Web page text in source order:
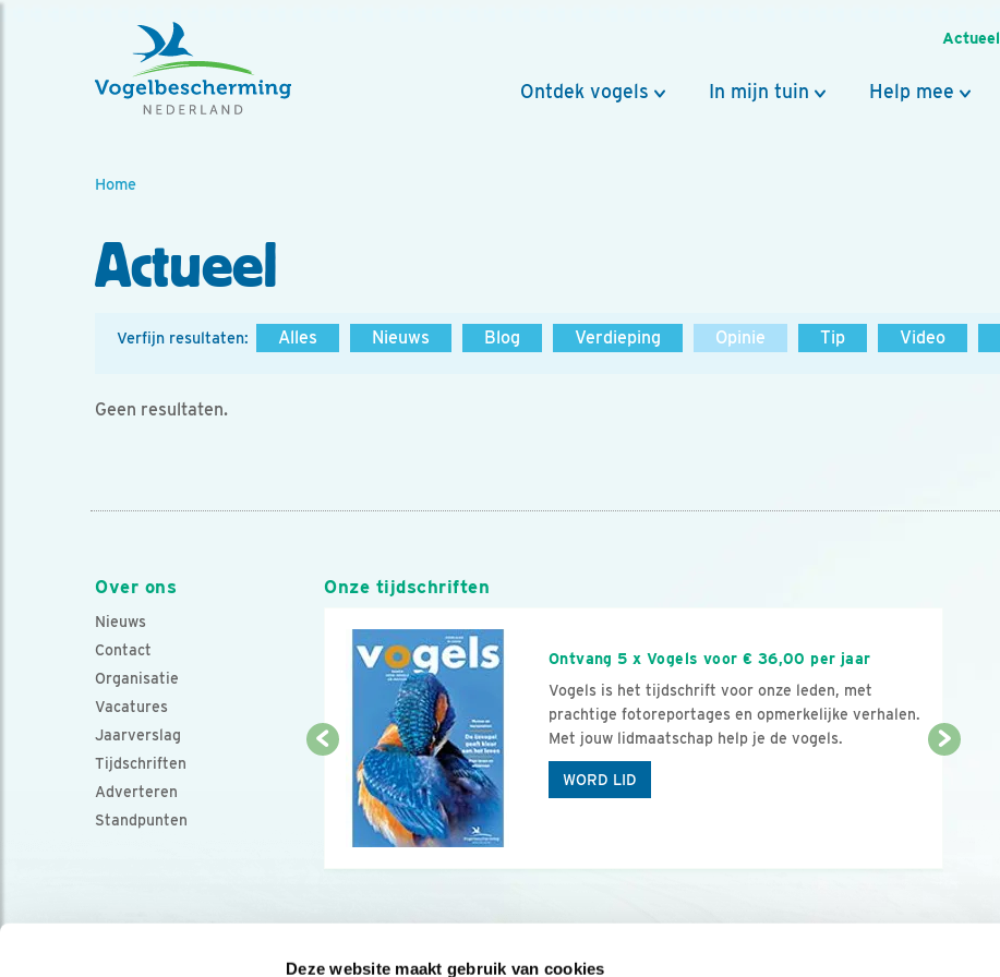
Deze website maakt gebruik van cookies
Actueel
Ontdek vogels In mijn tuin Help mee
Home
Actueel
Verfijn resultaten: Alles Nieuws Blog Verdieping Opinie Tip Video
Geen resultaten.
Over ons
Nieuws
Contact
Organisatie
Vacatures
Jaarverslag
Tijdschriften
Adverteren
Standpunten
Onze tijdschriften
Ontvang 5 x Vogels voor € 36,00 per jaar
Vogels is het tijdschrift voor onze leden, met
prachtige fotoreportages en opmerkelijke verhalen.
Met jouw lidmaatschap help je de vogels.
WORD LID